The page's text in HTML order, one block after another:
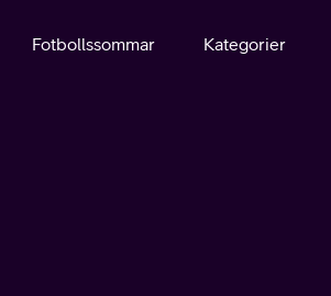
Fotbollssommar Kategorier